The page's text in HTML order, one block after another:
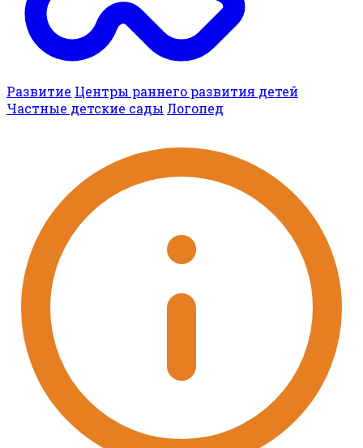
Развитие Центры раннего развития детей
Частные детские сады Логопед